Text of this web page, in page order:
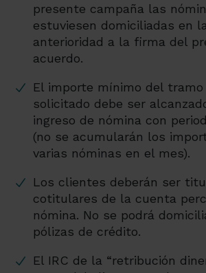
presente campaña las
estuviesen domiciliadas en
anterioridad a la firma del
acuerdo.
El importe mínimo del
solicitado debe ser
ingreso de nómina con
(no se acumularán los
varias nóminas en el mes).
Los clientes deberán ser
cotitulares de la cuenta
nómina. No se podrá
pólizas de crédito.
El IRC de la “retribución